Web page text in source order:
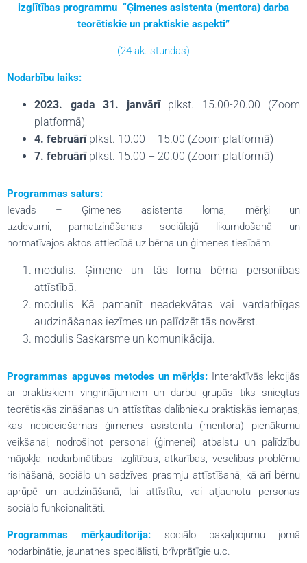
izglītības programmu “Ģimenes asistenta (mentora) darba
teorētiskie un praktiskie aspekti”
(24 ak. stundas)
Nodarbību laiks:
2023. gada 31. janvārīplkst. 15.00-20.00 (Zoom
platformā)
4. februārīplkst. 10.00 – 15.00 (Zoom platformā)
7. februārīplkst. 15.00 – 20.00 (Zoom platformā)
Programmas saturs:
Ievads – Ģimenes asistenta loma, mērķi un
uzdevumi, pamatzināšanas sociālajā likumdošanā un
normatīvajos aktos attiecībā uz bērna un ģimenes tiesībām.
modulis. Ģimene un tās loma bērna personības
attīstībā.
modulis Kā pamanīt neadekvātas vai vardarbīgas
audzināšanas iezīmes un palīdzēt tās novērst.
modulis Saskarsme un komunikācija.
Programmas apguves metodes un mērķis: Interaktīvās lekcijās
ar praktiskiem vingrinājumiem un darbu grupās tiks sniegtas
teorētiskās zināšanas un attīstītas dalībnieku praktiskās iemaņas,
kas nepieciešamas ģimenes asistenta (mentora) pienākumu
veikšanai, nodrošinot personai (ģimenei) atbalstu un palīdzību
mājokļa, nodarbinātības, izglītības, atkarības, veselības problēmu
risināšanā, sociālo un sadzīves prasmju attīstīšanā, kā arī bērnu
aprūpē un audzināšanā, lai attīstītu, vai atjaunotu personas
sociālo funkcionalitāti.
Programmas mērķauditorija: sociālo pakalpojumu jomā
nodarbinātie, jaunatnes speciālisti, brīvprātīgie u.c.